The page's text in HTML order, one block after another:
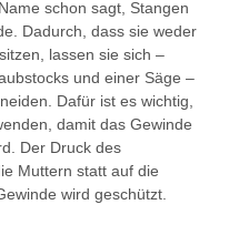
schon sagt, Stangen
Dadurch, dass sie weder
lassen sie sich –
und einer Säge –
Dafür ist es wichtig,
damit das Gewinde
Der Druck des
Muttern statt auf die
wird geschützt.